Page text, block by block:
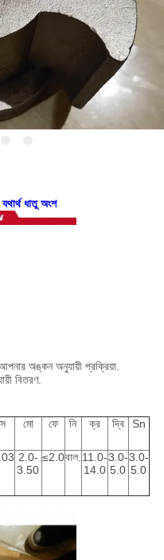
ধাতু অংশ
অঙ্কন অনুযায়ী প্রক্রিয়া.
বিতরণ.
মো ফে নি ক্র দ্বি Sn
2.0-
3.50
≤2.0বাল. 11.0-
14.0
3.0-
5.0
3.0-
5.0